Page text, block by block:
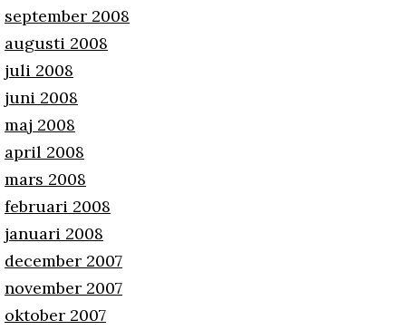
september 2008
augusti 2008
juli 2008
juni 2008
maj 2008
april 2008
mars 2008
februari 2008
januari 2008
december 2007
november 2007
oktober 2007